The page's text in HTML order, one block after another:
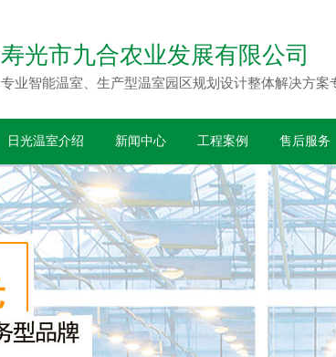
寿光市九合农业发展有限公司
专业智能温室、生产型温室园区规划设计整体解决方案
日光温室介绍 新闻中心 工程案例 售后服务